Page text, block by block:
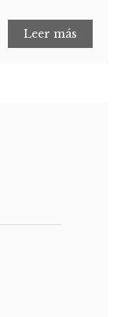
Leer más